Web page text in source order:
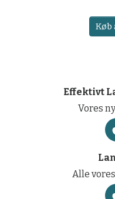
Køb
Effektivt
Vores
Alle